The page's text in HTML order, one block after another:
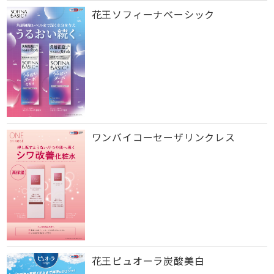
花王ソフィーナベーシック
ワンバイコーセーザリンクレス
花王ピュオーラ炭酸美白